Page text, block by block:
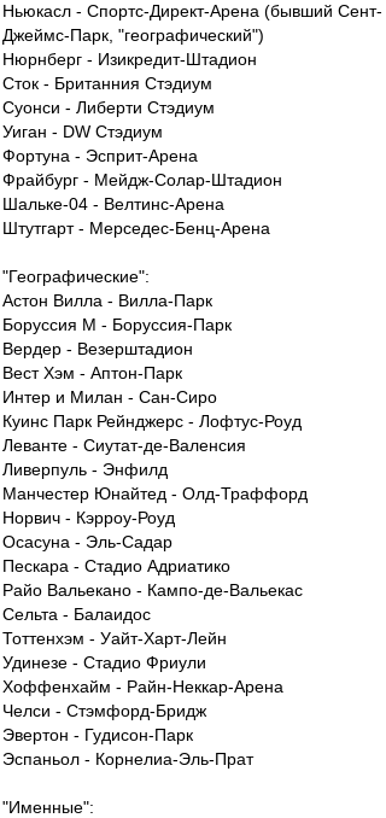
Ньюкасл - Спортс-Директ-Арена (бывший Сент-
Джеймс-Парк, "географический")
Нюрнберг - Изикредит-Штадион
Сток - Британния Стэдиум
Суонси - Либерти Стэдиум
Уиган - DW Стэдиум
Фортуна - Эсприт-Арена
Фрайбург - Мейдж-Солар-Штадион
Шальке-04 - Велтинс-Арена
Штутгарт - Мерседес-Бенц-Арена
"Географические":
Астон Вилла - Вилла-Парк
Боруссия М - Боруссия-Парк
Вердер - Везерштадион
Вест Хэм - Аптон-Парк
Интер и Милан - Сан-Сиро
Куинс Парк Рейнджерс - Лофтус-Роуд
Леванте - Сиутат-де-Валенсия
Ливерпуль - Энфилд
Манчестер Юнайтед - Олд-Траффорд
Норвич - Кэрроу-Роуд
Осасуна - Эль-Садар
Пескара - Стадио Адриатико
Райо Вальекано - Кампо-де-Вальекас
Сельта - Балаидос
Тоттенхэм - Уайт-Харт-Лейн
Удинезе - Стадио Фриули
Хоффенхайм - Райн-Неккар-Арена
Челси - Стэмфорд-Бридж
Эвертон - Гудисон-Парк
Эспаньол - Корнелиа-Эль-Прат
"Именные":